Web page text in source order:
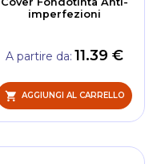
imperfezioni
A partire da 11.39 €
AGGIUNGI AL CARRELLO